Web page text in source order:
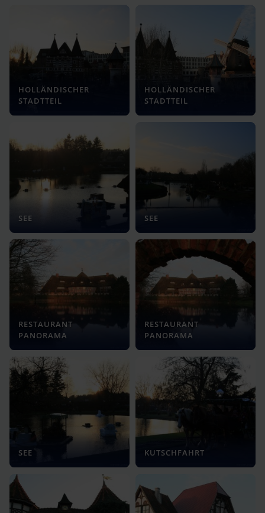
HOLLÄNDISCHER
STADTTEIL
HOLLÄNDISCHER
STADTTEIL
SEE SEE
RESTAURANT
PANORAMA
RESTAURANT
PANORAMA
SEE KUTSCHFAHRT